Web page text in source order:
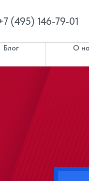
(495) 146-79-01
Блог О